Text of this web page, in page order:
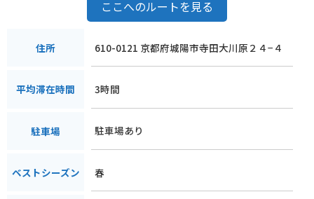
ここへのルートを見る
住所 610-0121 京都府城陽市寺田大川原２４−４
平均滞在時間 3時間
駐車場 駐車場あり
ベストシーズン 春